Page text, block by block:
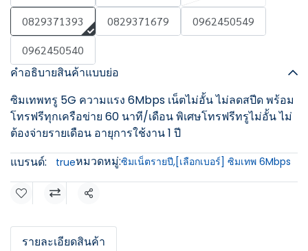
0829371393
0829371679
0962450549
0962450540
คำอธิบายสินค้าแบบย่อ
ซิมเทพทรู 5G ความแรง 6Mbps เน็ตไม่อั้น ไม่ลดสปีด พร้อม
โทรฟรีทุกเครือข่าย 60 นาที/เดือน พิเศษโทรฟรีทรูไม่อั้น ไม่
ต้องจ่ายรายเดือน อายุการใช้งาน 1 ปี
แบรนด์:
trueหมวดหมู่:ซิมเน็ตรายปี,[เลือกเบอร์] ซิมเทพ 6Mbps
แชร์
รายละเอียดสินค้า